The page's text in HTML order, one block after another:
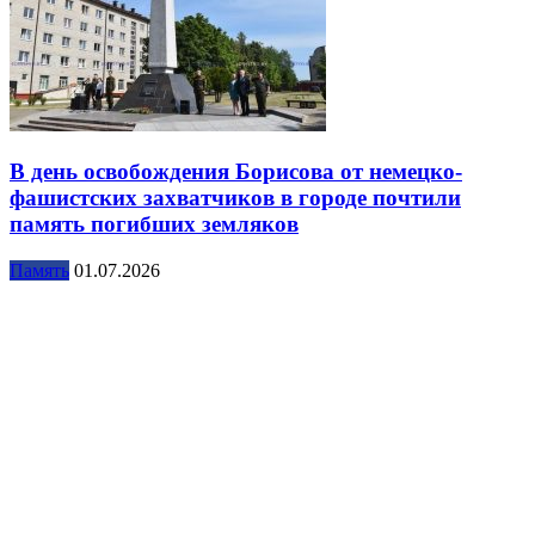
В день освобождения Борисова от немецко-
фашистских захватчиков в городе почтили
память погибших земляков
Память 01.07.2026